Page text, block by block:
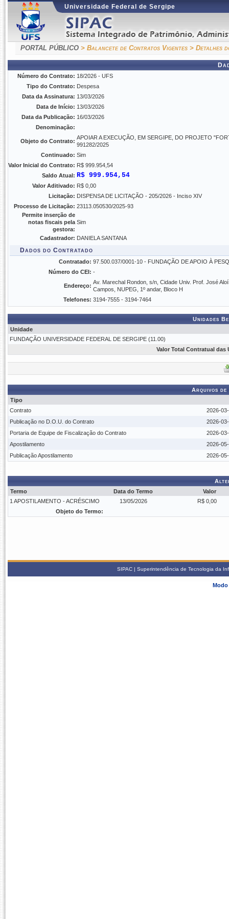
Universidade Federal de Sergipe
PORTAL PÚBLICO > Balancete de Contratos Vigentes > Detalhes
Número do Contrato: 18/2026 - UFS
Tipo do Contrato: Despesa
Data da Assinatura: 13/03/2026
Data de Início: 13/03/2026
Data da Publicação: 16/03/2026
Denominação:
Objeto do Contrato:
APOIAR A EXECUÇÃO, EM SERGIPE, DO PROJETO
991282/2025
Continuado: Sim
Valor Inicial do Contrato: R$ 999.954,54
Saldo Atual: R$ 999.954,54
Valor Aditivado: R$ 0,00
Licitação: DISPENSA DE LICITAÇÃO - 205/2026 - Inciso XIV
Processo de Licitação: 23113.050530/2025-93
Permite inserção de
notas fiscais pela
gestora:
Sim
Cadastrador: DANIELA SANTANA
Dados do Contratado
Contratado: 97.500.037/0001-10 - FUNDAÇÃO DE APOIO À
Número do CEI: -
Endereço:
Av. Marechal Rondon, s/n, Cidade Univ. Prof. José
Campos, NUPEG, 1º andar, Bloco H
Telefones: 3194-7555 - 3194-7464
Unidades
Unidade
FUNDAÇÃO UNIVERSIDADE FEDERAL DE SERGIPE (11.00)
Valor Total Contratual das
Arquivos
Tipo
Contrato
2026-
Publicação no D.O.U. do Contrato
2026-
Portaria de Equipe de Fiscalização do Contrato
2026-
Apostilamento
2026-
Publicação Apostilamento
2026-
Termo
Data do Termo
Valor
1 APOSTILAMENTO - ACRÉSCIMO
13/05/2026
R$ 0,00
Objeto do Termo:
SIPAC | Superintendência de Tecnologia da
Modo